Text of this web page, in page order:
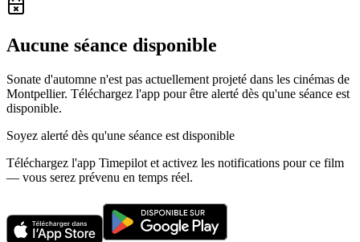
Aucune séance disponible
Sonate d'automne n'est pas actuellement projeté dans les cinémas de
Montpellier. Téléchargez l'app pour être alerté dès qu'une séance est
disponible.
Soyez alerté dès qu'une séance est disponible
Téléchargez l'app Timepilot et activez les notifications pour ce film
— vous serez prévenu en temps réel.